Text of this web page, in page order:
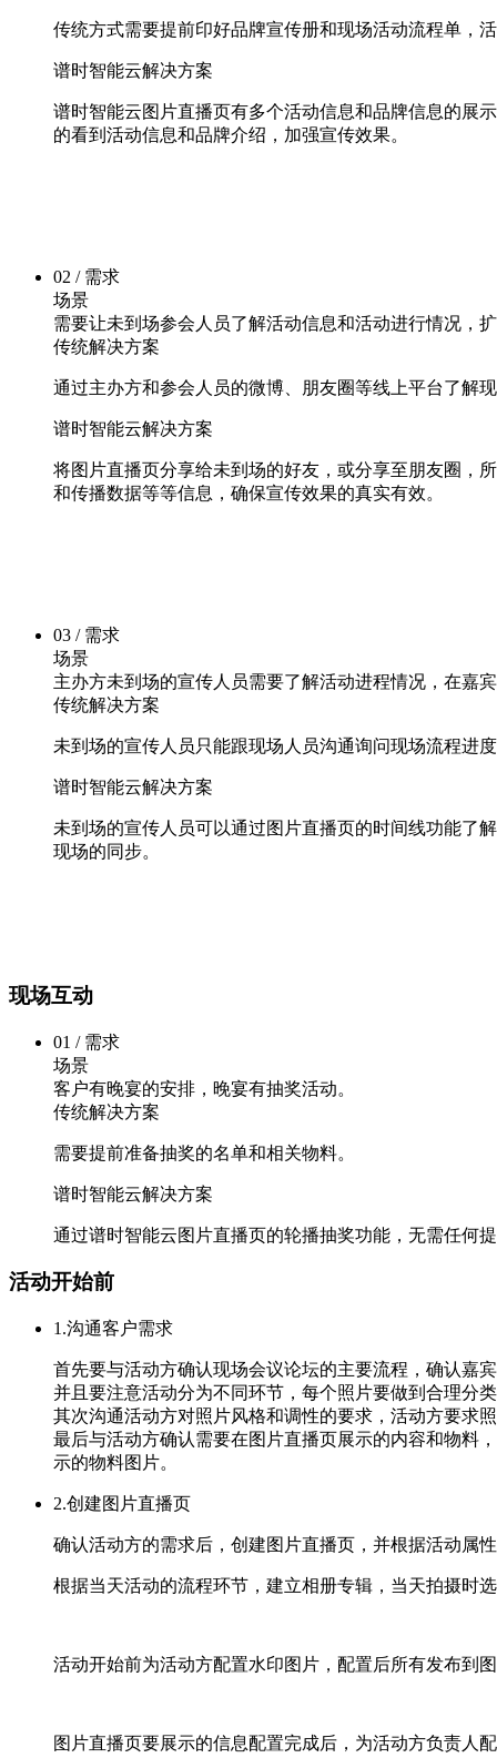
传统方式需要提前印好品牌宣传册和现场活动流程单，
谱时智能云解决方案
谱时智能云图片直播页有多个活动信息和品牌信息的展
的看到活动信息和品牌介绍，加强宣传效果。
02 / 需求
场景
需要让未到场参会人员了解活动信息和活动进行情况，
传统解决方案
通过主办方和参会人员的微博、朋友圈等线上平台了解
谱时智能云解决方案
将图片直播页分享给未到场的好友，或分享至朋友圈，
和传播数据等等信息，确保宣传效果的真实有效。
03 / 需求
场景
主办方未到场的宣传人员需要了解活动进程情况，在嘉
传统解决方案
未到场的宣传人员只能跟现场人员沟通询问现场流程进
谱时智能云解决方案
未到场的宣传人员可以通过图片直播页的时间线功能了
现场的同步。
现场互动
01 / 需求
场景
客户有晚宴的安排，晚宴有抽奖活动。
传统解决方案
需要提前准备抽奖的名单和相关物料。
谱时智能云解决方案
通过谱时智能云图片直播页的轮播抽奖功能，无需任何
活动开始前
1.沟通客户需求
首先要与活动方确认现场会议论坛的主要流程，确认嘉
并且要注意活动分为不同环节，每个照片要做到合理分
其次沟通活动方对照片风格和调性的要求，活动方要求
最后与活动方确认需要在图片直播页展示的内容和物料
示的物料图片。
2.创建图片直播页
确认活动方的需求后，创建图片直播页，并根据活动属
根据当天活动的流程环节，建立相册专辑，当天拍摄时
活动开始前为活动方配置水印图片，配置后所有发布到
图片直播页要展示的信息配置完成后，为活动方负责人